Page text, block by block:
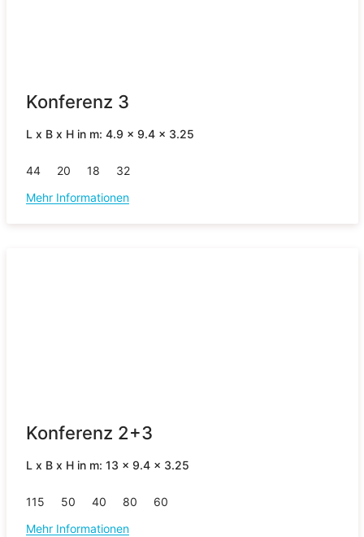
Konferenz 3
L x B x H in m: 4.9 x 9.4 x 3.25
44 20 18
32
Mehr Informationen
Konferenz 2+3
L x B x H in m: 13 x 9.4 x 3.25
115 50 40 80
60
Mehr Informationen